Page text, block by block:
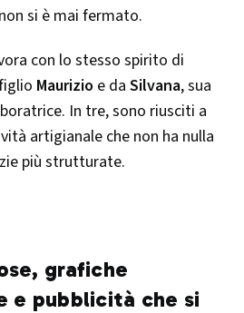
si è mai fermato.
con lo stesso spirito di
Maurizio e da Silvana, sua
In tre, sono riusciti a
artigianale che non ha nulla
più strutturate.
grafiche
e pubblicità che si